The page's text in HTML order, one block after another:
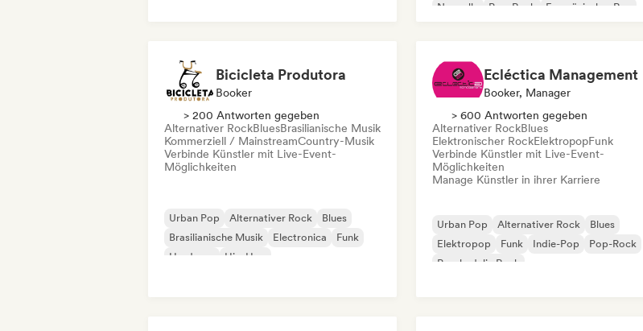
Nouvelle
Pop-Rock
Französischer Rap
Bicicleta Produtora
Booker
> 200 Antworten gegeben
Alternativer RockBluesBrasilianische Musik
Kommerziell / MainstreamCountry-Musik
Verbinde Künstler mit Live-Event-
Möglichkeiten
Urban Pop Alternativer Rock
Blues
Brasilianische Musik
Electronica
Funk
Hardcore
Hip-Hop
Ecléctica Management
Booker, Manager
> 600 Antworten gegeben
Alternativer RockBlues
Elektronischer RockElektropopFunk
Verbinde Künstler mit Live-Event-
Möglichkeiten
Manage Künstler in ihrer Karriere
Urban Pop Alternativer Rock
Blues
Elektropop
Funk Indie-Pop
Pop-Rock
Psychedelic Rock